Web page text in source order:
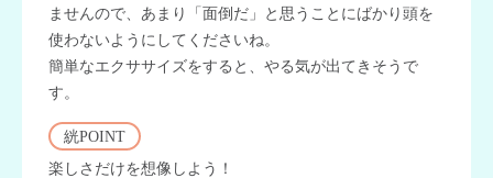
ませんので、あまり「面倒だ」と思うことにばかり頭を
使わないようにしてくださいね。
簡単なエクササイズをすると、やる気が出てきそうで
す。
絖POINT
楽しさだけを想像しよう！